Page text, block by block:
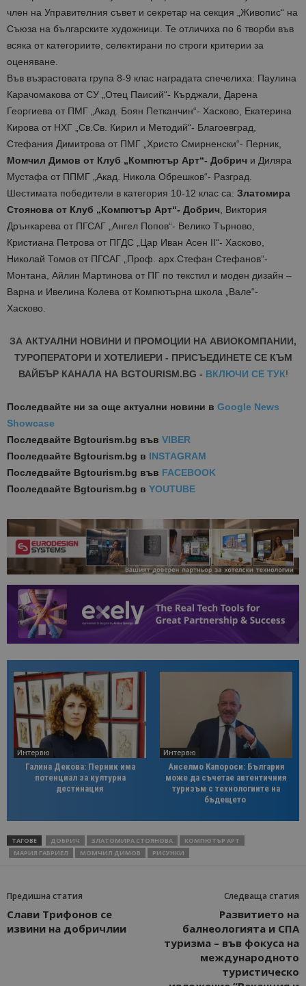
член на Управителния съвет и секретар на секция „Живопис“ на
Съюза на българските художници. Те отличиха по 6 творби във
всяка от категориите, селектирани по строги критерии за
оценяване.
Във възрастовата група 8-9 клас наградата спечелиха: Паулина
Карачомакова от СУ „Отец Паисий“- Кърджали, Дарена
Георгиева от ПМГ „Акад. Боян Петканчин“- Хасково, Екатерина
Кирова от НХГ „Св.Св. Кирил и Методий“- Благоевград,
Стефания Димитрова от ПМГ „Христо Смирненски“- Перник,
Момчил Димов от Клуб „Компютър Арт“- Добрич и Диляра
Мустафа от ППМГ „Акад. Никола Обрешков“- Разград.
Шестимата победители в категория 10-12 клас са: Златомира
Стоянова от Клуб „Компютър Арт“- Добрич, Виктория
Дрънкарева от ПГСАГ „Ангел Попов“- Велико Търново,
Кристиана Петрова от ПГДС „Цар Иван Асен II“- Хасково,
Николай Томов от ПГСАГ „Проф. арх.Стефан Стефанов“-
Монтана, Айлин Мартинова от ПГ по текстил и моден дизайн –
Варна и Ивелина Колева от Компютърна школа „Вале“-
Хасково.
ЗА АКТУАЛНИ НОВИНИ И ПРОМОЦИИ НА АВИОКОМПАНИИ,
ТУРОПЕРАТОРИ И ХОТЕЛИЕРИ - ПРИСЪЕДИНЕТЕ СЕ КЪМ
ВАЙБЪР КАНАЛА НА BGTOURISM.BG - ВКЛЮЧИ СЕ ТУК!
Последвайте ни за още актуални новини в Google News
Showcase
Последвайте Bgtourism.bg във VIBER
Последвайте Bgtourism.bg в INSTAGRAM
Последвайте Bgtourism.bg във FACEBOOK
Последвайте Bgtourism.bg в YOUTUBE
Интервю
Галина Декова: Перник има
потенциал за културна
дестинация
Интервю
Анселмо Капороси: България
може да съчетае автентичния
туризъм с технологиите на
бъдещето
ТАГОВЕ ДОБРИЧ ЗЛАТОМИРА СТОЯНОВА
КОМПЮТЪР АРТ
МАРИЯ ГАБРИЕЛ
МОМЧИЛ ДИМОВ РИСУНКИ
Предишна статия
Слави Трифонов се
извини на добричлии
Следваща статия
Развитието на
балнеологията и СПА
туризма – във фокуса на
международното
туристическо